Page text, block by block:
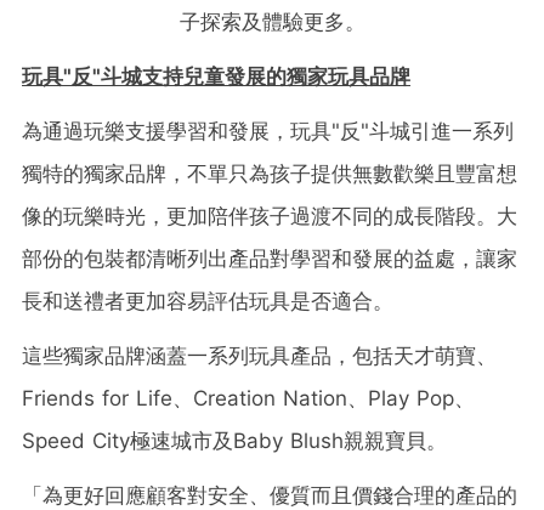
子探索及體驗更多。
玩具"反"斗城支持兒童發展的獨家玩具品牌
為通過玩樂支援學習和發展，玩具"反"斗城引進一系列
獨特的獨家品牌，不單只為孩子提供無數歡樂且豐富想
像的玩樂時光，更加陪伴孩子過渡不同的成長階段。大
部份的包裝都清晰列出產品對學習和發展的益處，讓家
長和送禮者更加容易評估玩具是否適合。
這些獨家品牌涵蓋一系列玩具產品，包括天才萌寶、
Friends for Life、Creation Nation、Play Pop、
Speed City極速城市及Baby Blush親親寶貝。
「為更好回應顧客對安全、優質而且價錢合理的產品的